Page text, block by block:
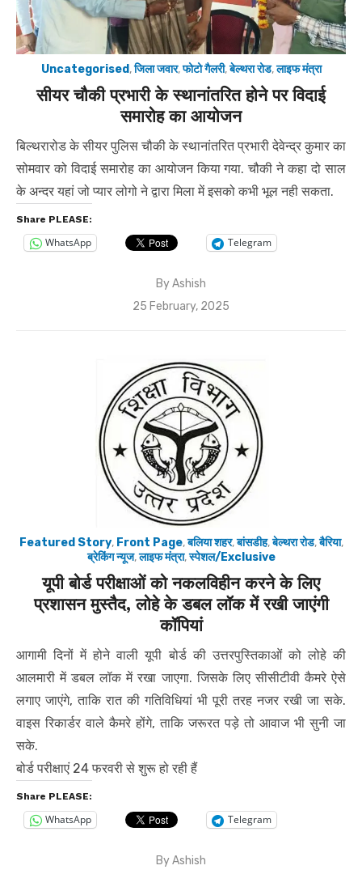
Uncategorised,जिला जवार,फोटो गैलरी,बेल्थरा रोड,लाइफ मंत्रा
सीयर चौकी प्रभारी के स्थानांतरित होने पर विदाई
समारोह का आयोजन
बिल्थरारोड के सीयर पुलिस चौकी के स्थानांतरित प्रभारी देवेन्द्र कुमार का
सोमवार को विदाई समारोह का आयोजन किया गया. चौकी ने कहा दो साल
के अन्दर यहां जो प्यार लोगो ने द्वारा मिला में इसको कभी भूल नही सकता.
Share PLEASE:
WhatsApp Telegram
ByAshish
Posted
25 February, 2025
Featured Story, Front Page,बलिया शहर,बांसडीह,बेल्थरा रोड,बैरिया,
ब्रेकिंग न्यूज,लाइफ मंत्रा,स्पेशल/Exclusive
यूपी बोर्ड परीक्षाओं को नकलविहीन करने के लिए
प्रशासन मुस्तैद, लोहे के डबल लॉक में रखी जाएंगी
कॉपियां
आगामी दिनों में होने वाली यूपी बोर्ड की उत्तरपुस्तिकाओं को लोहे की
आलमारी में डबल लॉक में रखा जाएगा. जिसके लिए सीसीटीवी कैमरे ऐसे
लगाए जाएंगे, ताकि रात की गतिविधियां भी पूरी तरह नजर रखी जा सके.
वाइस रिकार्डर वाले कैमरे होंगे, ताकि जरूरत पड़े तो आवाज भी सुनी जा
सके.
बोर्ड परीक्षाएं 24 फरवरी से शुरू हो रही हैं
Share PLEASE:
WhatsApp Telegram
ByAshish